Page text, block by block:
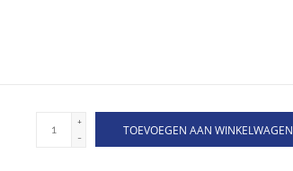
+
-
TOEVOEGEN AAN WINKELWAGEN